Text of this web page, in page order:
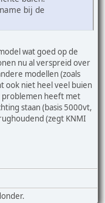
bij de
wat goed op de
nu al verspreid over
modellen (zoals
ook niet heel veel buien
problemen heeft met
staan (basis 5000vt,
(zegt KNMI